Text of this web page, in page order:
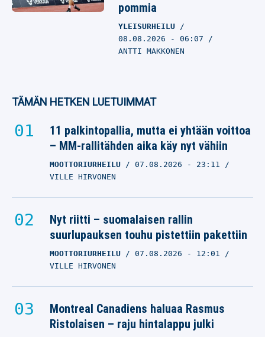
pommia
YLEISURHEILU
08.08.2026 - 06:07
ANTTI MAKKONEN
TÄMÄN HETKEN LUETUIMMAT
11 palkintopallia, mutta ei yhtään voittoa
– MM-rallitähden aika käy nyt vähiin
MOOTTORIURHEILU 07.08.2026 - 23:11
VILLE HIRVONEN
Nyt riitti – suomalaisen rallin
suurlupauksen touhu pistettiin pakettiin
MOOTTORIURHEILU 07.08.2026 - 12:01
VILLE HIRVONEN
Montreal Canadiens haluaa Rasmus
Ristolaisen – raju hintalappu julki